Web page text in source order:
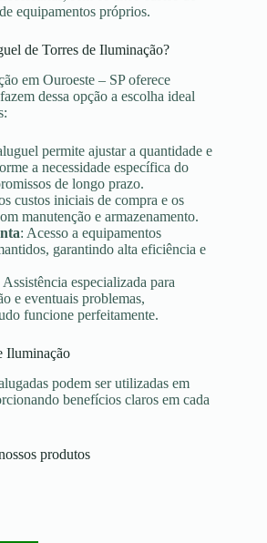
equipamentos próprios.
de Torres de Iluminação?
em Ouroeste – SP oferece
dessa opção a escolha ideal
permite ajustar a quantidade e
a necessidade específica do
de longo prazo.
custos iniciais de compra e os
manutenção e armazenamento.
: Acesso a equipamentos
garantindo alta eficiência e
Assistência especializada para
e eventuais problemas,
funcione perfeitamente.
Iluminação
podem ser utilizadas em
benefícios claros em cada
produtos